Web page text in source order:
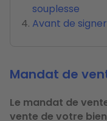
souplesse
Avant de
Mandat de
Le mandat de
vente de votre